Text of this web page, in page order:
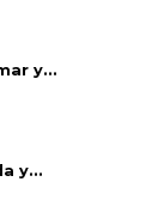
y...
y...